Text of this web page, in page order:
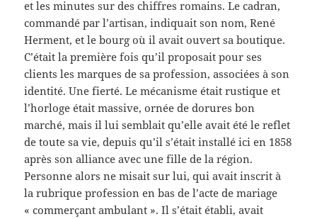
et les minutes sur des chiffres romains. Le cadran,
commandé par l’artisan, indiquait son nom, René
Herment, et le bourg où il avait ouvert sa boutique.
C’était la première fois qu’il proposait pour ses
clients les marques de sa profession, associées à son
identité. Une fierté. Le mécanisme était rustique et
l’horloge était massive, ornée de dorures bon
marché, mais il lui semblait qu’elle avait été le reflet
de toute sa vie, depuis qu’il s’était installé ici en 1858
après son alliance avec une fille de la région.
Personne alors ne misait sur lui, qui avait inscrit à
la rubrique profession en bas de l’acte de mariage
« commerçant ambulant ». Il s’était établi, avait